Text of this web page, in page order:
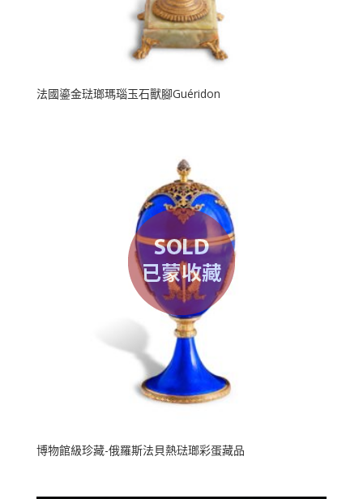
法國鎏金琺瑯瑪瑙玉石獸腳Guéridon
博物館級珍藏-俄羅斯法貝熱琺瑯彩蛋藏品